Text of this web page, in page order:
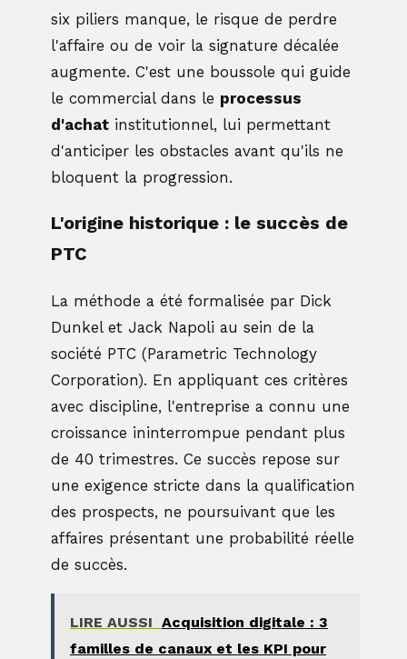
six piliers manque, le risque de perdre
l'affaire ou de voir la signature décalée
augmente. C'est une boussole qui guide
le commercial dans le processus
d'achat institutionnel, lui permettant
d'anticiper les obstacles avant qu'ils ne
bloquent la progression.
L'origine historique : le succès de
PTC
La méthode a été formalisée par Dick
Dunkel et Jack Napoli au sein de la
société PTC (Parametric Technology
Corporation). En appliquant ces critères
avec discipline, l'entreprise a connu une
croissance ininterrompue pendant plus
de 40 trimestres. Ce succès repose sur
une exigence stricte dans la qualification
des prospects, ne poursuivant que les
affaires présentant une probabilité réelle
de succès.
LIRE AUSSI Acquisition digitale : 3
familles de canaux et les KPI pour